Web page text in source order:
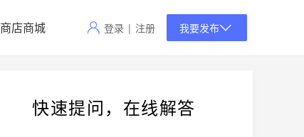
商店商城 登录 | 注册 我要发布
快速提问，在线解答